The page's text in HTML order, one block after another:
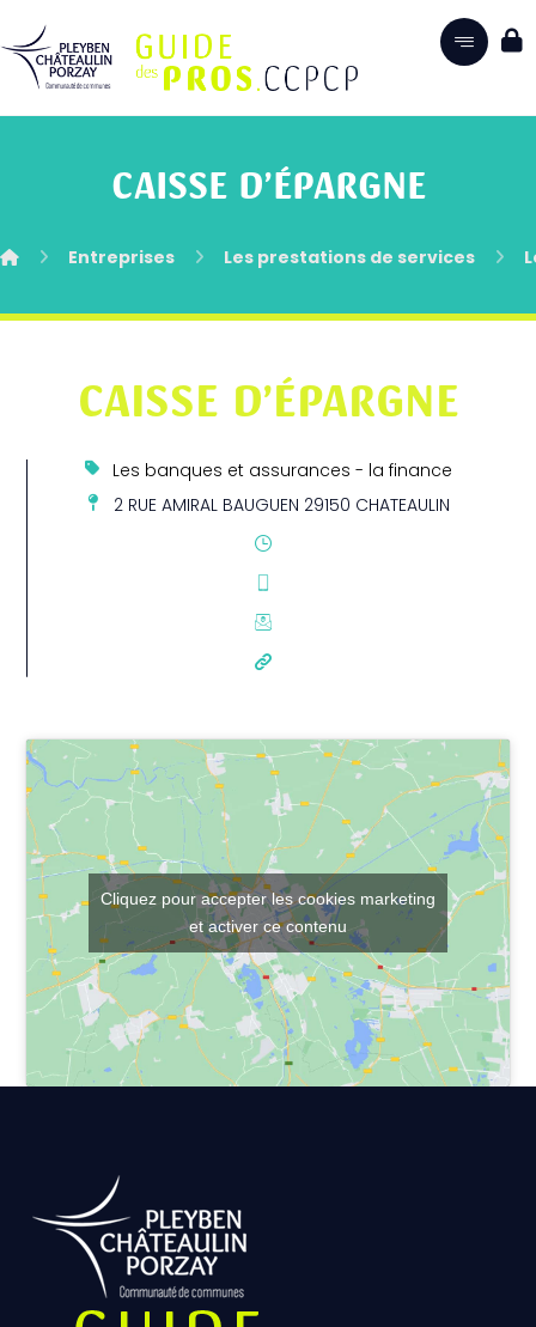
CAISSE D’ÉPARGNE
Entreprises Les prestations de services
CAISSE D’ÉPARGNE
Les banques et assurances - la finance
2 RUE AMIRAL BAUGUEN 29150 CHATEAULIN
Cliquez pour accepter les cookies marketing
et activer ce contenu